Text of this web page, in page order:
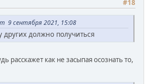
#18
9 сентября 2021, 15:08
других должно получиться
расскажет как не засыпая осознать то,